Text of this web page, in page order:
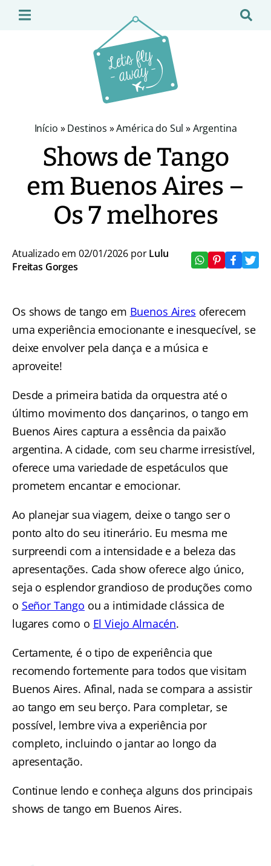
Início »Destinos »América do Sul »Argentina
Shows de Tango
em Buenos Aires –
Os 7 melhores
Atualizado em 02/01/2026 porLulu
Freitas Gorges
Os shows de tango em Buenos Aires oferecem
uma experiência emocionante e inesquecível, se
deixe envolver pela dança e a música e
aproveite!
Desde a primeira batida da orquestra até o
último movimento dos dançarinos, o tango em
Buenos Aires captura a essência da paixão
argentina. A cidade, com seu charme irresistível,
oferece uma variedade de espetáculos que
prometem encantar e emocionar.
Ao planejar sua viagem, deixe o tango ser o
ponto alto do seu itinerário. Eu mesma me
surpreendi com a intensidade e a beleza das
apresentações. Cada show oferece algo único,
seja o esplendor grandioso de produções como
o Señor Tango ou a intimidade clássica de
lugares como o El Viejo Almacén.
Certamente, é o tipo de experiência que
recomendo fortemente para todos que visitam
Buenos Aires. Afinal, nada se compara a assistir
ao tango em seu berço. Para completar, se
possível, lembre viva a experiência por
completo, incluindo o jantar ao longo da
apresentação.
Continue lendo e conheça alguns dos principais
shows de tango em Buenos Aires.